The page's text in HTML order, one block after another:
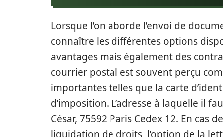
Lorsque l’on aborde l’envoi de
connaître les différentes options
avantages mais également des
courrier postal est souvent perçu
importantes telles que la carte
d’imposition. L’adresse à laquelle il
César, 75592 Paris Cedex 12. En cas
liquidation de droits, l’option de la